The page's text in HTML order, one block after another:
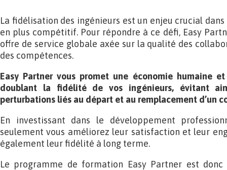
La fidélisation des ingénieurs est un enjeu crucial
en plus compétitif. Pour répondre à ce défi, Easy
offre de service globale axée sur la qualité des
des compétences.
Easy Partner vous promet une économie humaine
doublant la fidélité de vos ingénieurs, évitant
perturbations liés au départ et au remplacement d’un
En investissant dans le développement
seulement vous améliorez leur satisfaction et leur
également leur fidélité à long terme.
Le programme de formation Easy Partner est